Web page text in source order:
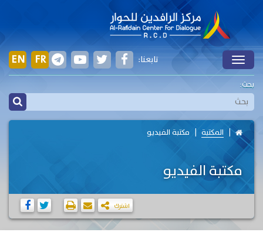
Toggle
EN FR تابعنا:
بحث:
المكتبة مكتبة الفيديو
مكتبة الفيديو
اشترك